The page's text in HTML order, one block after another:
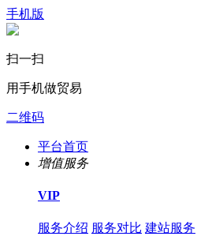
手机版
扫一扫
用手机做贸易
二维码
平台首页
增值服务
VIP
服务介绍 服务对比 建站服务